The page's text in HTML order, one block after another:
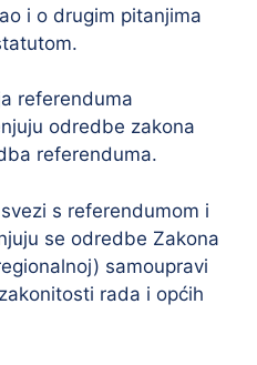
i o drugim pitanjima
referenduma
odredbe zakona
referenduma.
s referendumom i
se odredbe Zakona
samoupravi
rada i općih